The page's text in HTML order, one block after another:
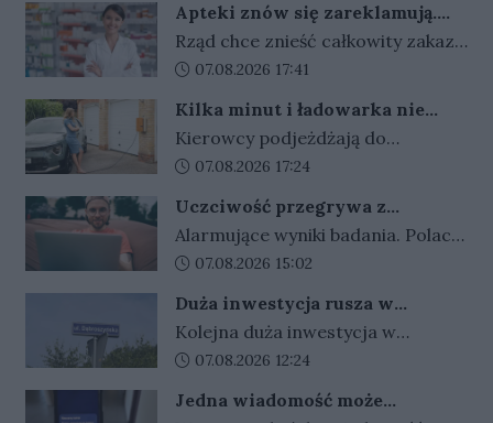
Apteki znów się zareklamują.
Ale nie bez ograniczeń
Rząd chce znieść całkowity zakaz
reklamy aptek. Nadal jednak
lojalnościowe, presja zakupowa i
udział dzieci.
Data dodania artykułu:
07.08.2026 17:41
Kilka minut i ładowarka nie
działa. Złodzieje znaleźli sposób
na szybki zarobek kosztem
kierowców
Kierowcy podjeżdżają do
ładowarek i zamiast przewodów
kabli stają się plagą, a straty
operatorów sięgają dziesiątek
tysięcy złotych.
Data dodania artykułu:
07.08.2026 17:24
Uczciwość przegrywa z
pieniędzmi. Tak tłumaczymy
finansowe przekręty
Alarmujące wyniki badania. Polacy
coraz częściej przymykają oko na
zadłużeni najłatwiej
usprawiedliwiają nieuczciwe
zachowania.
Data dodania artykułu:
07.08.2026 15:02
Duża inwestycja rusza w
Gorzowie. Umowa podpisana,
czas na prace
Kolejna duża inwestycja w
Gorzowie jest coraz bliżej
rozstrzygnięty, umowy z
Data dodania artykułu:
07.08.2026 12:24
Jedna wiadomość może